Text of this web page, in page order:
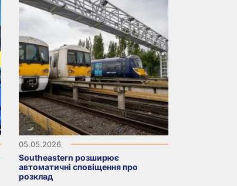
05.05.2026
Southeastern розширює
автоматичні сповіщення про
розклад